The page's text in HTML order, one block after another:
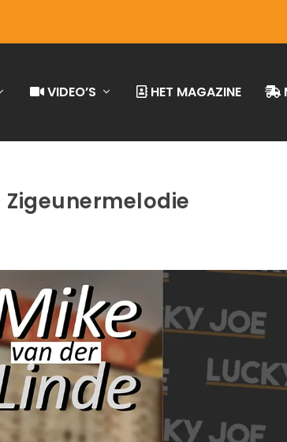
VIDEO’S HET MAGAZINE
Zigeunermelodie